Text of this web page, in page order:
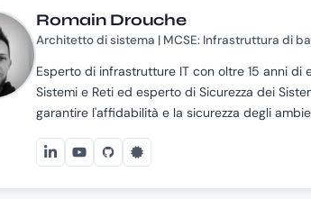
Romain Drouche
Architetto di sistema | MCSE: Infrastruttura di
Esperto di infrastrutture IT con oltre 15 anni di
Sistemi e Reti ed esperto di Sicurezza dei
garantire l'affidabilità e la sicurezza degli